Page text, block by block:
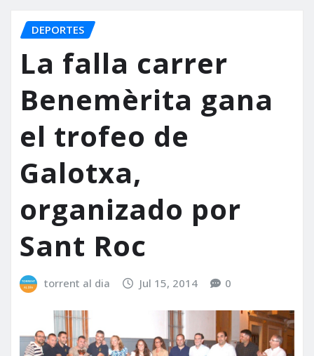
DEPORTES
La falla carrer
Benemèrita gana
el trofeo de
Galotxa,
organizado por
Sant Roc
torrent al dia Jul 15, 2014 0